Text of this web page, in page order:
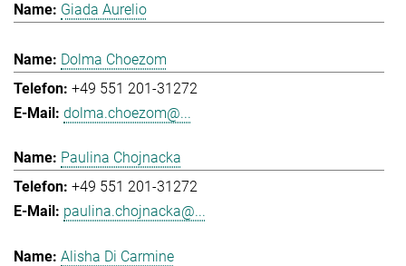
Giada Aurelio
Dolma Choezom
+49 551 201-31272
dolma.choezom@...
Paulina Chojnacka
+49 551 201-31272
paulina.chojnacka@...
Alisha Di Carmine